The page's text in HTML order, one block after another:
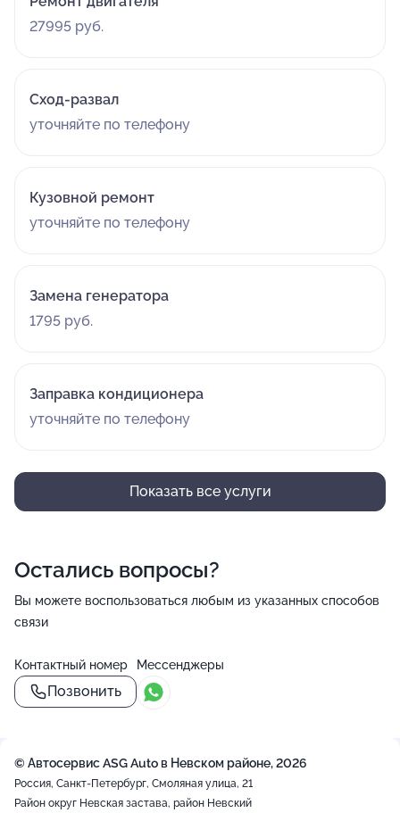
27995 руб.
Сход-развал
уточняйте по телефону
Кузовной ремонт
уточняйте по телефону
Замена генератора
1795 руб.
Заправка кондиционера
уточняйте по телефону
Показать все услуги
Остались вопросы?
Вы можете воспользоваться любым из указанных способов
связи
Контактный номер
Позвонить
Мессенджеры
© Автосервис ASG Auto в Невском районе, 2026
Россия, Санкт-Петербург, Смоляная улица, 21
Район округ Невская застава, район Невский